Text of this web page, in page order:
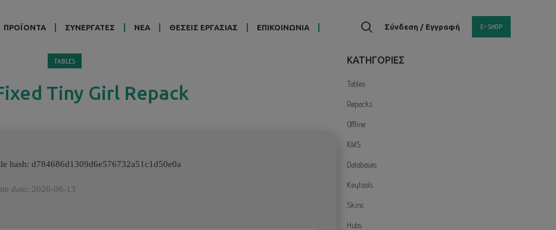
ΠΡΟΪΟΝΤΑ ΣΥΝΕΡΓΑΤΕΣ ΝΕΑ ΘΕΣΕΙΣ ΕΡΓΑΣΙΑΣ ΕΠΙΚΟΙΝΩΝΙΑ Σύνδεση / Εγγραφή E-SHOP
TABLES
Tiny Girl Repack
hash: d784686d1309d6e576732a51c1d50e0a
date: 2026-06-13
KΑΤΗΓΟΡΙΕΣ
Tables
Repacks
Offline
KMS
Databases
Keytools
Skins
Hubs